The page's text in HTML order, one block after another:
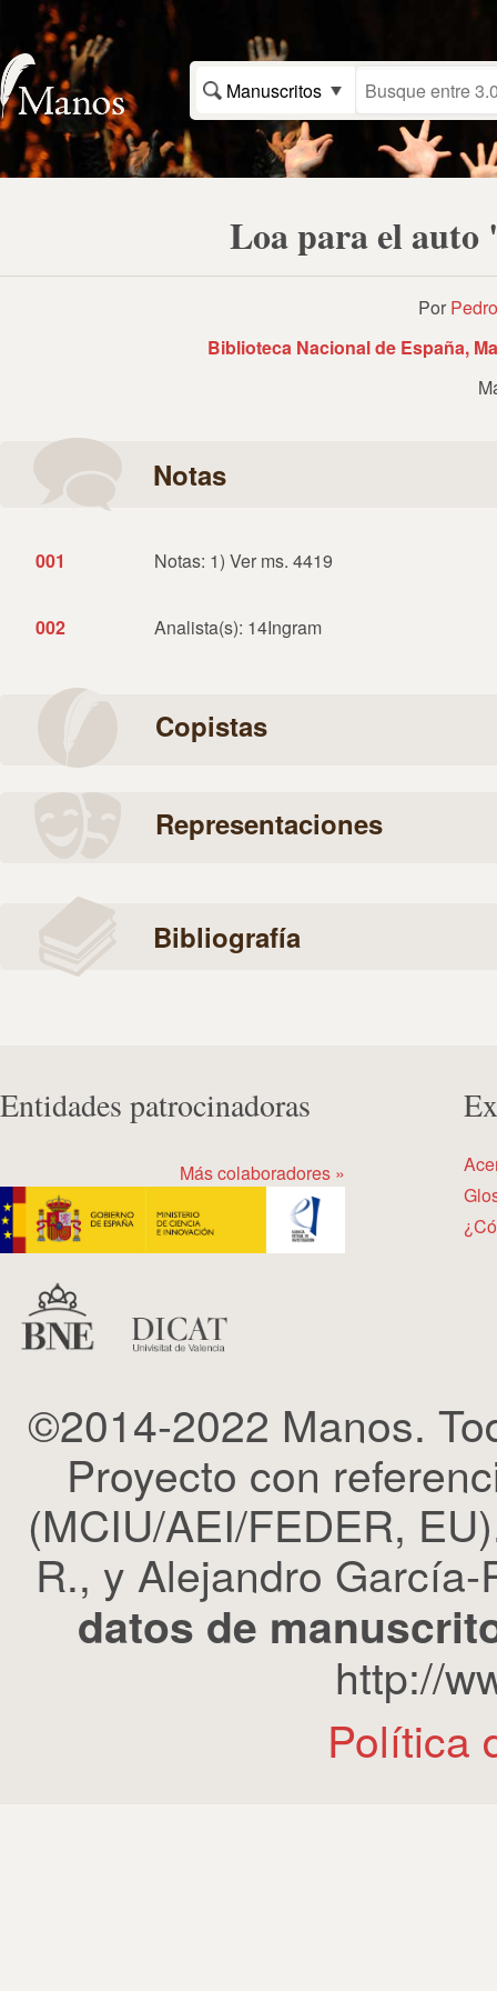
Manuscritos
Loa para el auto
Por
Biblioteca Nacional de España,
Notas
001 Notas: 1) Ver ms. 4419
002 Analista(s): 14Ingram
Copistas
Representaciones
Bibliografía
Entidades patrocinadoras
Más colaboradores »
©2014-2022 Manos.
Proyecto con
(MCIU/AEI/FEDER,
R., y Alejandro
datos de
http://
Política